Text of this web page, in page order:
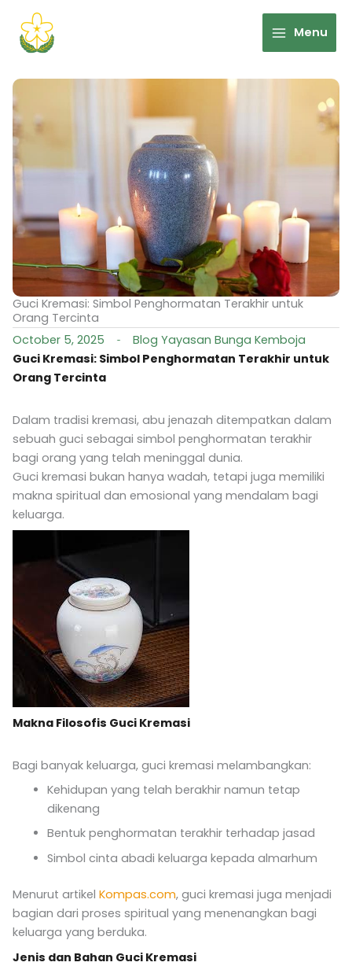
content
Menu
Guci Kremasi: Simbol Penghormatan Terakhir untuk
Orang Tercinta
October 5, 2025
Blog Yayasan Bunga Kemboja
Guci Kremasi: Simbol Penghormatan Terakhir untuk
Orang Tercinta
Dalam tradisi kremasi, abu jenazah ditempatkan dalam
sebuah guci sebagai simbol penghormatan terakhir
bagi orang yang telah meninggal dunia.
Guci kremasi bukan hanya wadah, tetapi juga memiliki
makna spiritual dan emosional yang mendalam bagi
keluarga.
Makna Filosofis Guci Kremasi
Bagi banyak keluarga, guci kremasi melambangkan:
Kehidupan yang telah berakhir namun tetap
dikenang
Bentuk penghormatan terakhir terhadap jasad
Simbol cinta abadi keluarga kepada almarhum
Menurut artikel Kompas.com, guci kremasi juga menjadi
bagian dari proses spiritual yang menenangkan bagi
keluarga yang berduka.
Jenis dan Bahan Guci Kremasi